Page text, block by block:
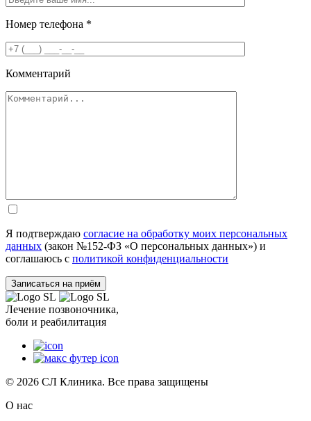
Номер телефона *
Комментарий
Я подтверждаю согласие на обработку моих персональных
данных (закон №152-ФЗ «О персональных данных») и
соглашаюсь с политикой конфиденциальности
Лечение позвоночника,
боли и реабилитация
© 2026 СЛ Клиника. Все права защищены
О нас